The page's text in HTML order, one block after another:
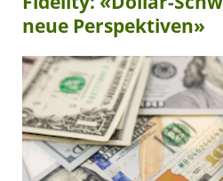
neue Perspektiven»